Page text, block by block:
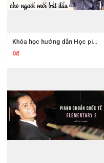
Khóa học hướng dẫn Học piano cho người mới bắt đầu dễ dàng nhất
0đ